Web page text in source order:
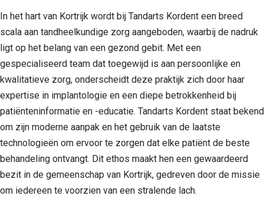
In het hart van Kortrijk wordt bij Tandarts Kordent een breed
scala aan tandheelkundige zorg aangeboden, waarbij de nadruk
ligt op het belang van een gezond gebit. Met een
gespecialiseerd team dat toegewijd is aan persoonlijke en
kwalitatieve zorg, onderscheidt deze praktijk zich door haar
expertise in implantologie en een diepe betrokkenheid bij
patiënteninformatie en -educatie. Tandarts Kordent staat bekend
om zijn moderne aanpak en het gebruik van de laatste
technologieën om ervoor te zorgen dat elke patiënt de beste
behandeling ontvangt. Dit ethos maakt hen een gewaardeerd
bezit in de gemeenschap van Kortrijk, gedreven door de missie
om iedereen te voorzien van een stralende lach.